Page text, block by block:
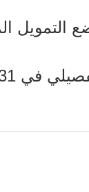
المقدم
2026/07/31